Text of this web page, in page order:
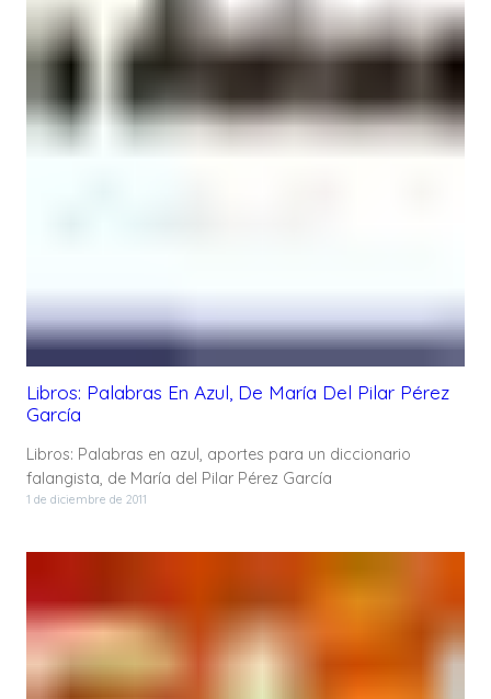
Libros: Palabras En Azul, De María Del Pilar Pérez
García
Libros: Palabras en azul, aportes para un diccionario
falangista, de María del Pilar Pérez García
1 de diciembre de 2011